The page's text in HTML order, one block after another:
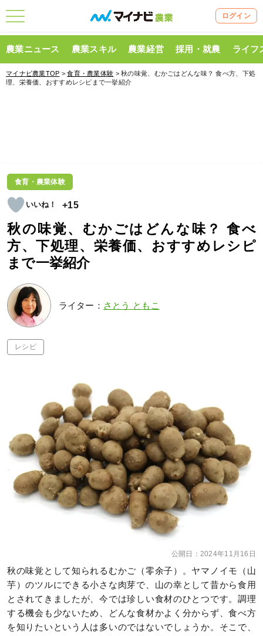
ログイン
農業ニュース 農業スキル 農業経営 採用・就農 ライフ
マイナビ農業TOP >食育・農業体験 > 秋の味覚、むかごはどんな味？ 食べ方、下処
理、栄養価、おすすめレシピまで一挙紹介
食育・農業体験
+15
秋の味覚、むかごはどんな味？ 食べ
方、下処理、栄養価、おすすめレシピ
まで一挙紹介
ライター： さとう ともこ
レシピ
公開日： 2024年11月16日
秋の味覚として知られるむかご（零余子）。ヤマノイモ（山
芋）のツルにできる小さな肉芽で、山の幸として昔から食用
とされてきましたが、今では珍しい食材のひとつです。調理
する機会も少ないため、どんな食材かよく分からず、食べ方
を知りたいという人は多いのではないでしょうか。そこで、